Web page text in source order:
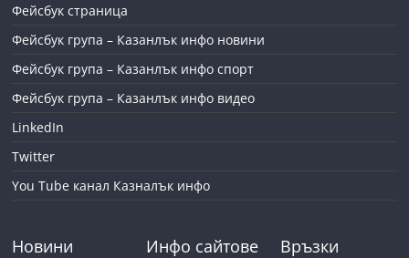
Фейсбук страница
Фейсбук група – Казанлък инфо новини
Фейсбук група – Казанлък инфо спорт
Фейсбук група – Казанлък инфо видео
LinkedIn
Twitter
You Tube канал Казналък инфо
Новини Инфо сайтове Връзки